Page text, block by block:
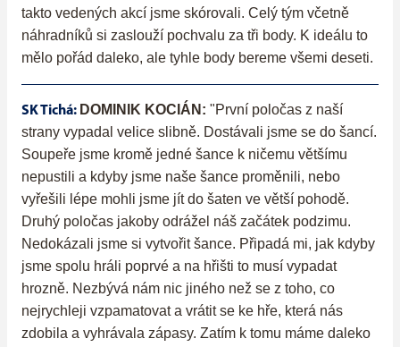
takto vedených akcí jsme skórovali. Celý tým včetně
náhradníků si zaslouží pochvalu za tři body. K ideálu to
mělo pořád daleko, ale tyhle body bereme všemi deseti.
SK Tichá: DOMINIK KOCIÁN: "První poločas z naší
strany vypadal velice slibně. Dostávali jsme se do šancí.
Soupeře jsme kromě jedné šance k ničemu většímu
nepustili a kdyby jsme naše šance proměnili, nebo
vyřešili lépe mohli jsme jít do šaten ve větší pohodě.
Druhý poločas jakoby odrážel náš začátek podzimu.
Nedokázali jsme si vytvořit šance. Připadá mi, jak kdyby
jsme spolu hráli poprvé a na hřišti to musí vypadat
hrozně. Nezbývá nám nic jiného než se z toho, co
nejrychleji vzpamatovat a vrátit se ke hře, která nás
zdobila a vyhrávala zápasy. Zatím k tomu máme daleko